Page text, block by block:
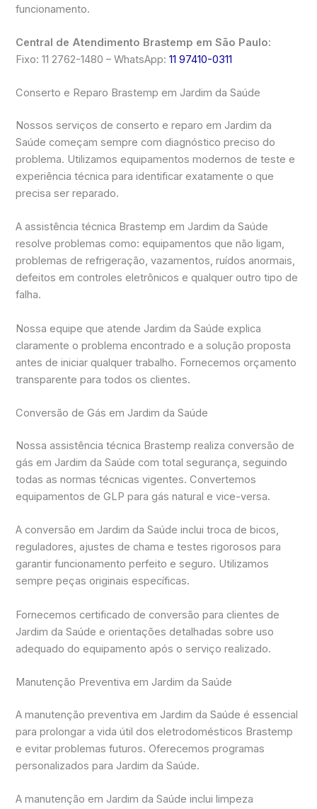
funcionamento.
Central de Atendimento Brastemp em São Paulo:
Fixo: 11 2762-1480 – WhatsApp:11 97410-0311
Conserto e Reparo Brastemp em Jardim da Saúde
Nossos serviços de conserto e reparo em Jardim da
Saúde começam sempre com diagnóstico preciso do
problema. Utilizamos equipamentos modernos de teste e
experiência técnica para identificar exatamente o que
precisa ser reparado.
A assistência técnica Brastemp em Jardim da Saúde
resolve problemas como: equipamentos que não ligam,
problemas de refrigeração, vazamentos, ruídos anormais,
defeitos em controles eletrônicos e qualquer outro tipo de
falha.
Nossa equipe que atende Jardim da Saúde explica
claramente o problema encontrado e a solução proposta
antes de iniciar qualquer trabalho. Fornecemos orçamento
transparente para todos os clientes.
Conversão de Gás em Jardim da Saúde
Nossa assistência técnica Brastemp realiza conversão de
gás em Jardim da Saúde com total segurança, seguindo
todas as normas técnicas vigentes. Convertemos
equipamentos de GLP para gás natural e vice-versa.
A conversão em Jardim da Saúde inclui troca de bicos,
reguladores, ajustes de chama e testes rigorosos para
garantir funcionamento perfeito e seguro. Utilizamos
sempre peças originais específicas.
Fornecemos certificado de conversão para clientes de
Jardim da Saúde e orientações detalhadas sobre uso
adequado do equipamento após o serviço realizado.
Manutenção Preventiva em Jardim da Saúde
A manutenção preventiva em Jardim da Saúde é essencial
para prolongar a vida útil dos eletrodomésticos Brastemp
e evitar problemas futuros. Oferecemos programas
personalizados para Jardim da Saúde.
A manutenção em Jardim da Saúde inclui limpeza